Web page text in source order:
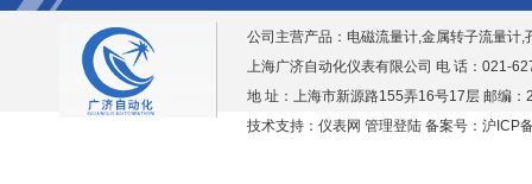
公司主营产品： 电磁流量计,金属转子流量计
上海广济自动化仪表有限公司 电 话：021-
地 址：上海市新源路155弄16号17层 邮编：
技术支持：仪表网 管理登陆 备案号：沪ICP